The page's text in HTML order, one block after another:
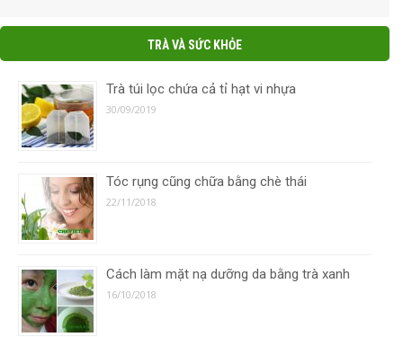
TRÀ VÀ SỨC KHỎE
Trà túi lọc chứa cả tỉ hạt vi nhựa
30/09/2019
Tóc rụng cũng chữa bằng chè thái
22/11/2018
Cách làm mặt nạ dưỡng da bằng trà xanh
16/10/2018